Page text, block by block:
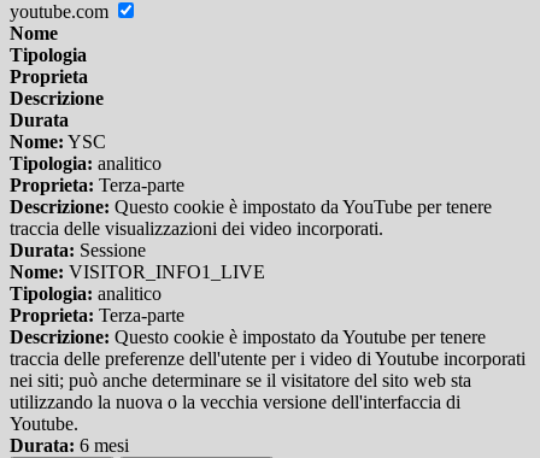
youtube.com
Nome
Tipologia
Proprieta
Descrizione
Durata
Nome: YSC
Tipologia: analitico
Proprieta: Terza-parte
Descrizione: Questo cookie è impostato da YouTube per tenere
traccia delle visualizzazioni dei video incorporati.
Durata: Sessione
Nome: VISITOR_INFO1_LIVE
Tipologia: analitico
Proprieta: Terza-parte
Descrizione: Questo cookie è impostato da Youtube per tenere
traccia delle preferenze dell'utente per i video di Youtube incorporati
nei siti; può anche determinare se il visitatore del sito web sta
utilizzando la nuova o la vecchia versione dell'interfaccia di
Youtube.
Durata: 6 mesi